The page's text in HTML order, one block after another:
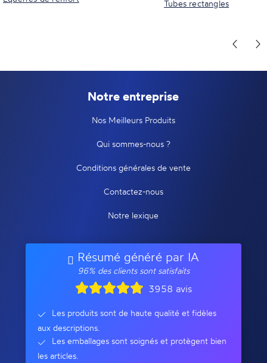
Tubes rectangles
Notre entreprise
Nos Meilleurs Produits
Qui sommes-nous ?
Conditions générales de vente
Contactez-nous
Notre lexique
Résumé généré par IA
96% des clients sont satisfaits
3958 avis
Les produits sont de haute qualité et fidèles
aux descriptions.
Les emballages sont soignés et protègent bien
les articles.